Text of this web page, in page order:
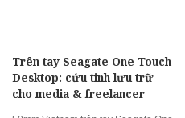
Trên tay Seagate One Touch
Desktop: cứu tinh lưu trữ
cho media & freelancer